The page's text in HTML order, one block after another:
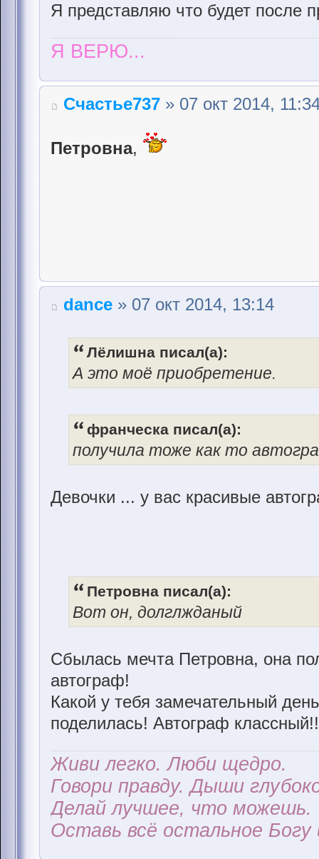
Я представляю что будет после
Я ВЕРЮ...
Счастье737 » 07 окт 2014,
Петровна,
dance » 07 окт 2014, 13:14
Лёлишна писал(а):
А это моё приобретение.
франческа писал(а):
получила тоже как то
Девочки ... у вас красивые
Петровна писал(а):
Вот он, долглжданый
Сбылась мечта Петровна, она
автограф!
Какой у тебя замечательный
поделилась! Автограф
Живи легко. Люби щедро.
Говори правду. Дыши
Делай лучшее, что можешь.
Оставь всё остальное Богу